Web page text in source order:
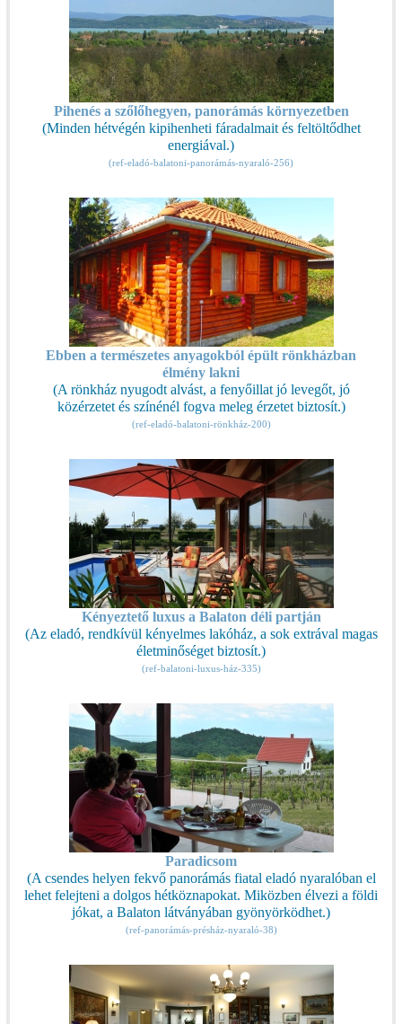
Pihenés a szőlőhegyen, panorámás környezetben
(Minden hétvégén kipihenheti fáradalmait és feltöltődhet
energiával.)
(ref-eladó-balatoni-panorámás-nyaraló-256)
Ebben a természetes anyagokból épült rönkházban
élmény lakni
(A rönkház nyugodt alvást, a fenyőillat jó levegőt, jó
közérzetet és színénél fogva meleg érzetet biztosít.)
(ref-eladó-balatoni-rönkház-200)
Kényeztető luxus a Balaton déli partján
(Az eladó, rendkívül kényelmes lakóház, a sok extrával magas
életminőséget biztosít.)
(ref-balatoni-luxus-ház-335)
Paradicsom
(A csendes helyen fekvő panorámás fiatal eladó nyaralóban el
lehet felejteni a dolgos hétköznapokat. Miközben élvezi a földi
jókat, a Balaton látványában gyönyörködhet.)
(ref-panorámás-présház-nyaraló-38)